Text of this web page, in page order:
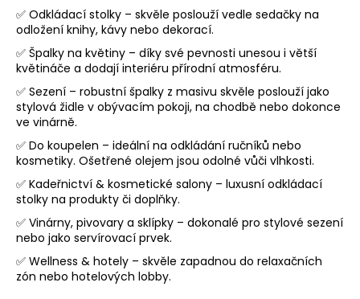
✅ Odkládací stolky – skvěle poslouží vedle sedačky na
odložení knihy, kávy nebo dekorací.
✅ Špalky na květiny – díky své pevnosti unesou i větší
květináče a dodají interiéru přírodní atmosféru.
✅ Sezení – robustní špalky z masivu skvěle poslouží jako
stylová židle v obývacím pokoji, na chodbě nebo dokonce
ve vinárně.
✅ Do koupelen – ideální na odkládání ručníků nebo
kosmetiky. Ošetřené olejem jsou odolné vůči vlhkosti.
✅ Kadeřnictví & kosmetické salony – luxusní odkládací
stolky na produkty či doplňky.
✅ Vinárny, pivovary a sklípky – dokonalé pro stylové sezení
nebo jako servírovací prvek.
✅ Wellness & hotely – skvěle zapadnou do relaxačních
zón nebo hotelových lobby.
DŘEVĚNÍ
PTÁČCI
NA
KOVOVÝCH
NOŽIČKÁCH,
Z
DUBU
A
JAVORU
99
Kč
Původně:
119
Kč